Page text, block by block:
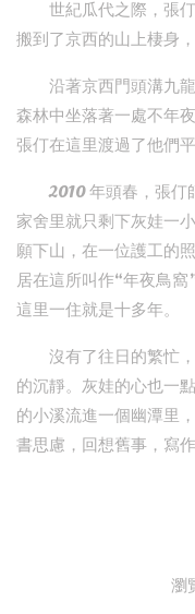
世紀瓜代之際，張
搬到了京西的山上棲身
沿著京西門頭溝九
森林中坐落著一處不年
張仃在這里渡過了他們
2010 年頭春，張仃
家舍里就只剩下灰娃一
願下山，在一位護工的
居在這所叫作“年夜鳥
這里一住就是十多年。
沒有了往日的繁忙
的沉靜。灰娃的心也一
的小溪流進一個幽潭里
書思慮，回想舊事，寫
瀏